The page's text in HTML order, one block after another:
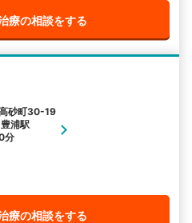
療の相談をする
砂町30-19
浦駅
分
療の相談をする